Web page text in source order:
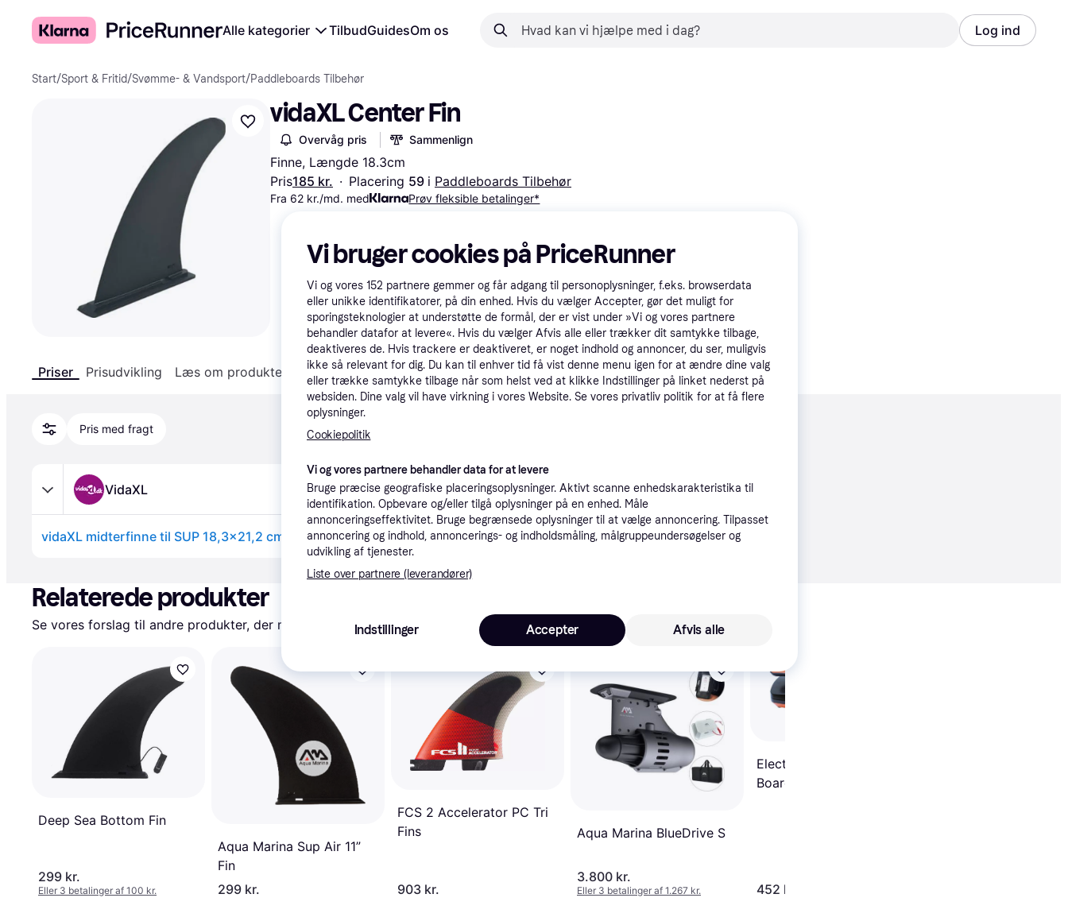
Alle kategorier TilbudGuidesOm os Log ind
Start/Sport & Fritid/Svømme- & Vandsport/Paddleboards Tilbehør
vidaXL Center Fin
Overvåg pris Sammenlign
Finne, Længde 18.3cm
Pris185 kr. · Placering 59 i Paddleboards Tilbehør
Fra 62 kr./md. med Prøv fleksible betalinger*
Priser Prisudvikling Læs om produktet Specifikationer
Pris med fragt
VidaXL
vidaXL midterfinne til SUP 18,3x21,2 cm plastik sort Fri fragt,4 dage 185 kr.
Eller 62 kr./md.
Relaterede produkter
Se vores forslag til andre produkter, der matcher dine interesser.
Deep Sea Bottom Fin
299 kr.
Eller 3 betalinger af 100 kr.
Aqua Marina Sup Air 11”
Fin
299 kr.
FCS 2 Accelerator PC Tri
Fins
903 kr.
Aqua Marina BlueDrive S
3.800 kr.
Eller 3 betalinger af 1.267 kr.
Electric Pump for SUP
Boards 12V
452 kr.
Vi bruger cookies på PriceRunner
Vi og vores 152 partnere gemmer og får adgang til personoplysninger, f.eks. browserdata
eller unikke identifikatorer, på din enhed. Hvis du vælger Accepter, gør det muligt for
sporingsteknologier at understøtte de formål, der er vist under »Vi og vores partnere
behandler datafor at levere«. Hvis du vælger Afvis alle eller trækker dit samtykke tilbage,
deaktiveres de. Hvis trackere er deaktiveret, er noget indhold og annoncer, du ser, muligvis
ikke så relevant for dig. Du kan til enhver tid få vist denne menu igen for at ændre dine valg
eller trække samtykke tilbage når som helst ved at klikke Indstillinger på linket nederst på
websiden. Dine valg vil have virkning i vores Website. Se vores privatliv politik for at få flere
oplysninger.
Cookiepolitik
Vi og vores partnere behandler data for at levere
Bruge præcise geografiske placeringsoplysninger. Aktivt scanne enhedskarakteristika til
identifikation. Opbevare og/eller tilgå oplysninger på en enhed. Måle
annonceringseffektivitet. Bruge begrænsede oplysninger til at vælge annoncering. Tilpasset
annoncering og indhold, annoncerings- og indholdsmåling, målgruppeundersøgelser og
udvikling af tjenester.
Liste over partnere (leverandører)
Indstillinger Afvis alle
Accepter